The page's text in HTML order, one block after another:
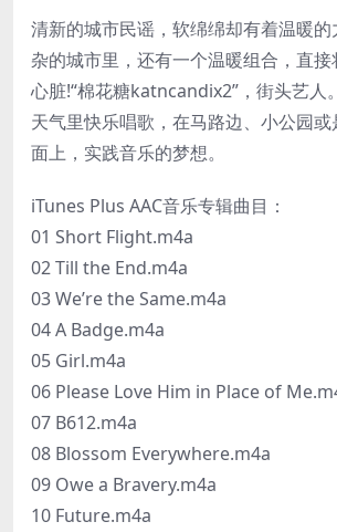
清新的城市民谣，软绵绵却有着温暖
杂的城市里，还有一个温暖组合，直
心脏!“棉花糖katncandix2”，街头艺人
天气里快乐唱歌，在马路边、小公园
面上，实践音乐的梦想。
iTunes Plus AAC音乐专辑曲目：
01 Short Flight.m4a
02 Till the End.m4a
03 We’re the Same.m4a
04 A Badge.m4a
05 Girl.m4a
06 Please Love Him in Place of
07 B612.m4a
08 Blossom Everywhere.m4a
09 Owe a Bravery.m4a
10 Future.m4a